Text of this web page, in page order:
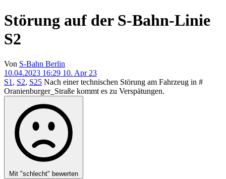
Störung auf der S-Bahn-Linie
S2
Von S-Bahn Berlin
10.04.2023 16:29 10. Apr 23
S1 , S2, S25 Nach einer technischen Störung am Fahrzeug in #
Oranienburger_Straße kommt es zu Verspätungen.
Mit "schlecht" bewerten